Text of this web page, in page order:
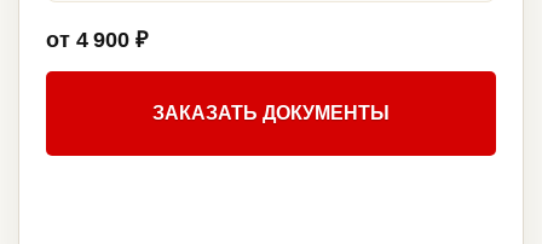
от 4 900 ₽
ЗАКАЗАТЬ ДОКУМЕНТЫ